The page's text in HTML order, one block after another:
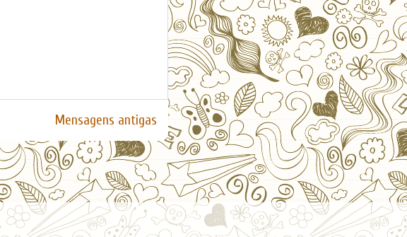
Mensagens antigas